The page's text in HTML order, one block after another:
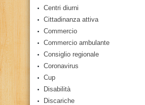
Centri diurni
Cittadinanza attiva
Commercio
Commercio ambulante
Consiglio regionale
Coronavirus
Cup
Disabilità
Discariche